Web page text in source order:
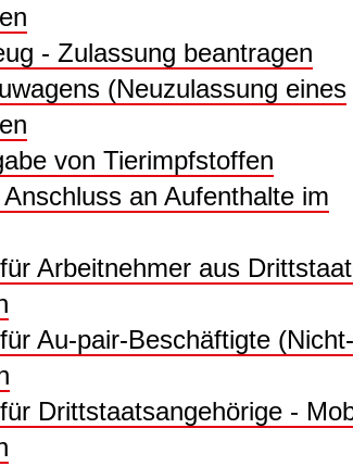
- Zulassung beantragen
(Neuzulassung eines
von Tierimpfstoffen
an Aufenthalte im
Arbeitnehmer aus
Au-pair-Beschäftigte (Nicht-
Drittstaatsangehörige -